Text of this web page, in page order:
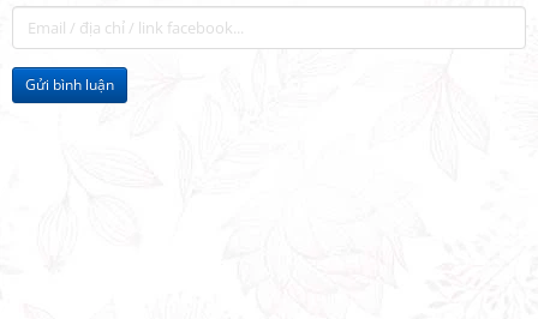
Gửi bình luận